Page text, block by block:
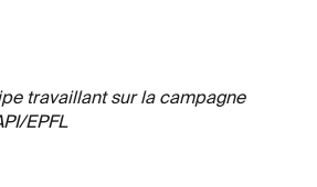
travaillant sur la campagne
EPFL